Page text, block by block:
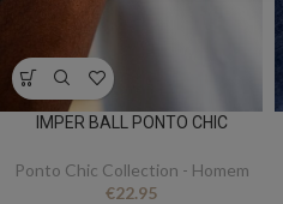
IMPER BALL PONTO CHIC
Ponto Chic Collection - Homem
€22.95